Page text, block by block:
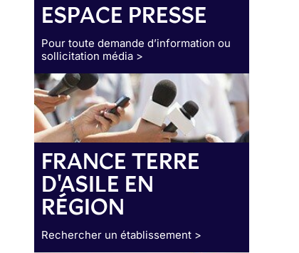
ESPACE PRESSE
Pour toute demande d’information ou
sollicitation média >
FRANCE TERRE
D'ASILE EN
RÉGION
Rechercher un établissement >